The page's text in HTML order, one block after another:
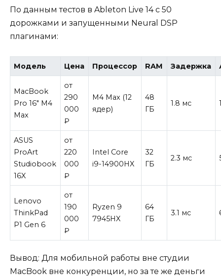
По данным тестов в Ableton Live 14 с 50
дорожками и запущенными Neural DSP
плагинами:
Модель Цена Процессор RAM Задержка
MacBook
Pro 16″ M4
Max
от
290
000
₽
M4 Max (12
ядер)
48
ГБ
1.8 мс
ASUS
ProArt
Studiobook
16X
от
220
000
₽
Intel Core
i9-14900HX
32
ГБ
2.3 мс
Lenovo
ThinkPad
P1 Gen 6
от
190
000
₽
Ryzen 9
7945HX
64
ГБ
3.1 мс
Вывод: Для мобильной работы вне студии
MacBook вне конкуренции, но за те же деньги